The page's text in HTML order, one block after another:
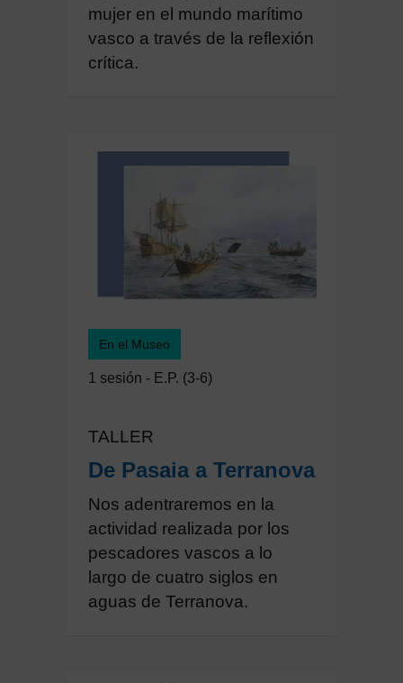
mujer en el mundo marítimo
vasco a través de la reflexión
crítica.
En el Museo
1 sesión - E.P. (3-6)
TALLER
De Pasaia a Terranova
Nos adentraremos en la
actividad realizada por los
pescadores vascos a lo
largo de cuatro siglos en
aguas de Terranova.